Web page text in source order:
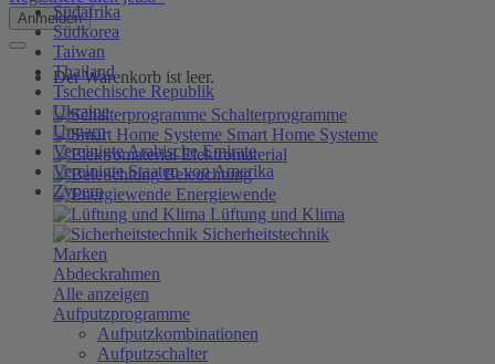
Südafrika
Südkorea
Taiwan
Thailand
Tschechische Republik
Ukraine
Ungarn
Vereinigte Arabische Emirate
Vereinigte Staaten von Amerika
Zypern
Anmelden
Der Warenkorb ist leer.
Schalterprogramme
Smart Home Systeme
Elektromaterial
Beleuchtung
Energiewende
Lüftung und Klima
Sicherheitstechnik
Marken
Abdeckrahmen
Alle anzeigen
Aufputzprogramme
Aufputzkombinationen
Aufputzschalter